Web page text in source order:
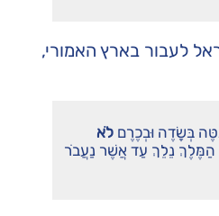
לעבור בארץ האמורי,
בְּשָׂדֶה וּבְכֶרֶם לֹא
הַמֶּלֶךְ נֵלֵךְ עַד אֲשֶׁר נַעֲבֹר